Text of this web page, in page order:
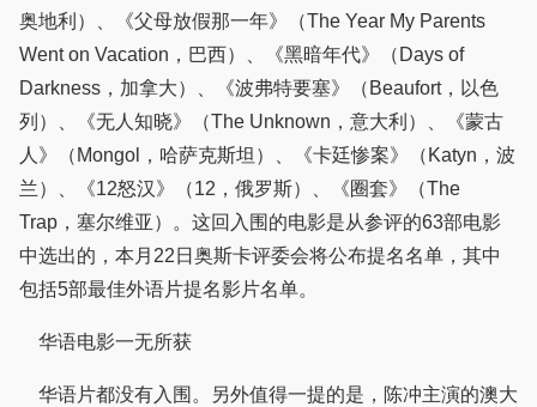
奥地利）、《父母放假那一年》（The Year My Parents
Went on Vacation，巴西）、《黑暗年代》（Days of
Darkness，加拿大）、《波弗特要塞》（Beaufort，以色
列）、《无人知晓》（The Unknown，意大利）、《蒙古
人》（Mongol，哈萨克斯坦）、《卡廷惨案》（Katyn，波
兰）、《12怒汉》（12，俄罗斯）、《圈套》（The
Trap，塞尔维亚）。这回入围的电影是从参评的63部电影
中选出的，本月22日奥斯卡评委会将公布提名名单，其中
包括5部最佳外语片提名影片名单。
华语电影一无所获
华语片都没有入围。另外值得一提的是，陈冲主演的澳大